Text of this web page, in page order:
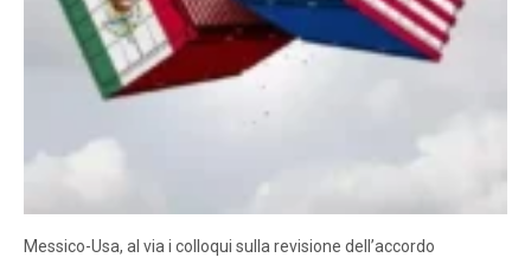
Messico-Usa, al via i colloqui sulla revisione dell’accordo